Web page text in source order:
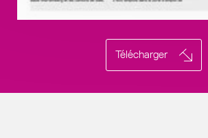
Télécharger